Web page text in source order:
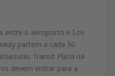
entre o aeroporto e Los
partem a cada 30
Transit Plaza na
devem entrar para a